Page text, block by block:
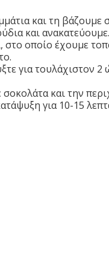
και τη βάζουμε
και ανακατεύουμε.
στο οποίο έχουμε
για τουλάχιστον 2
και την
για 10-15